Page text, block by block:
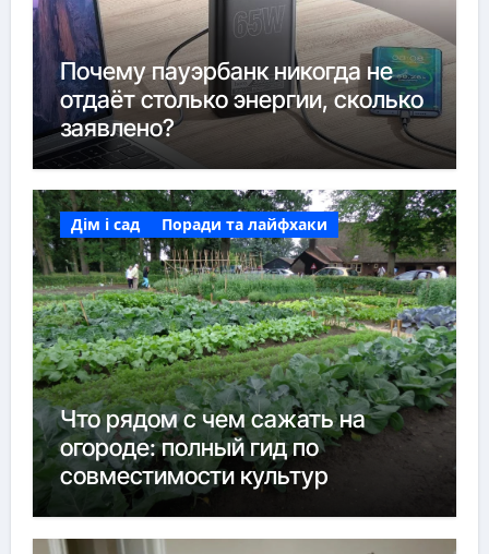
Почему пауэрбанк никогда не
отдаёт столько энергии, сколько
заявлено?
Дім і сад Поради та лайфхаки
Что рядом с чем сажать на
огороде: полный гид по
совместимости культур